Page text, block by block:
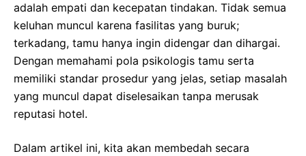
adalah empati dan kecepatan tindakan. Tidak semua
keluhan muncul karena fasilitas yang buruk;
terkadang, tamu hanya ingin didengar dan dihargai.
Dengan memahami pola psikologis tamu serta
memiliki standar prosedur yang jelas, setiap masalah
yang muncul dapat diselesaikan tanpa merusak
reputasi hotel.
Dalam artikel ini, kita akan membedah secara